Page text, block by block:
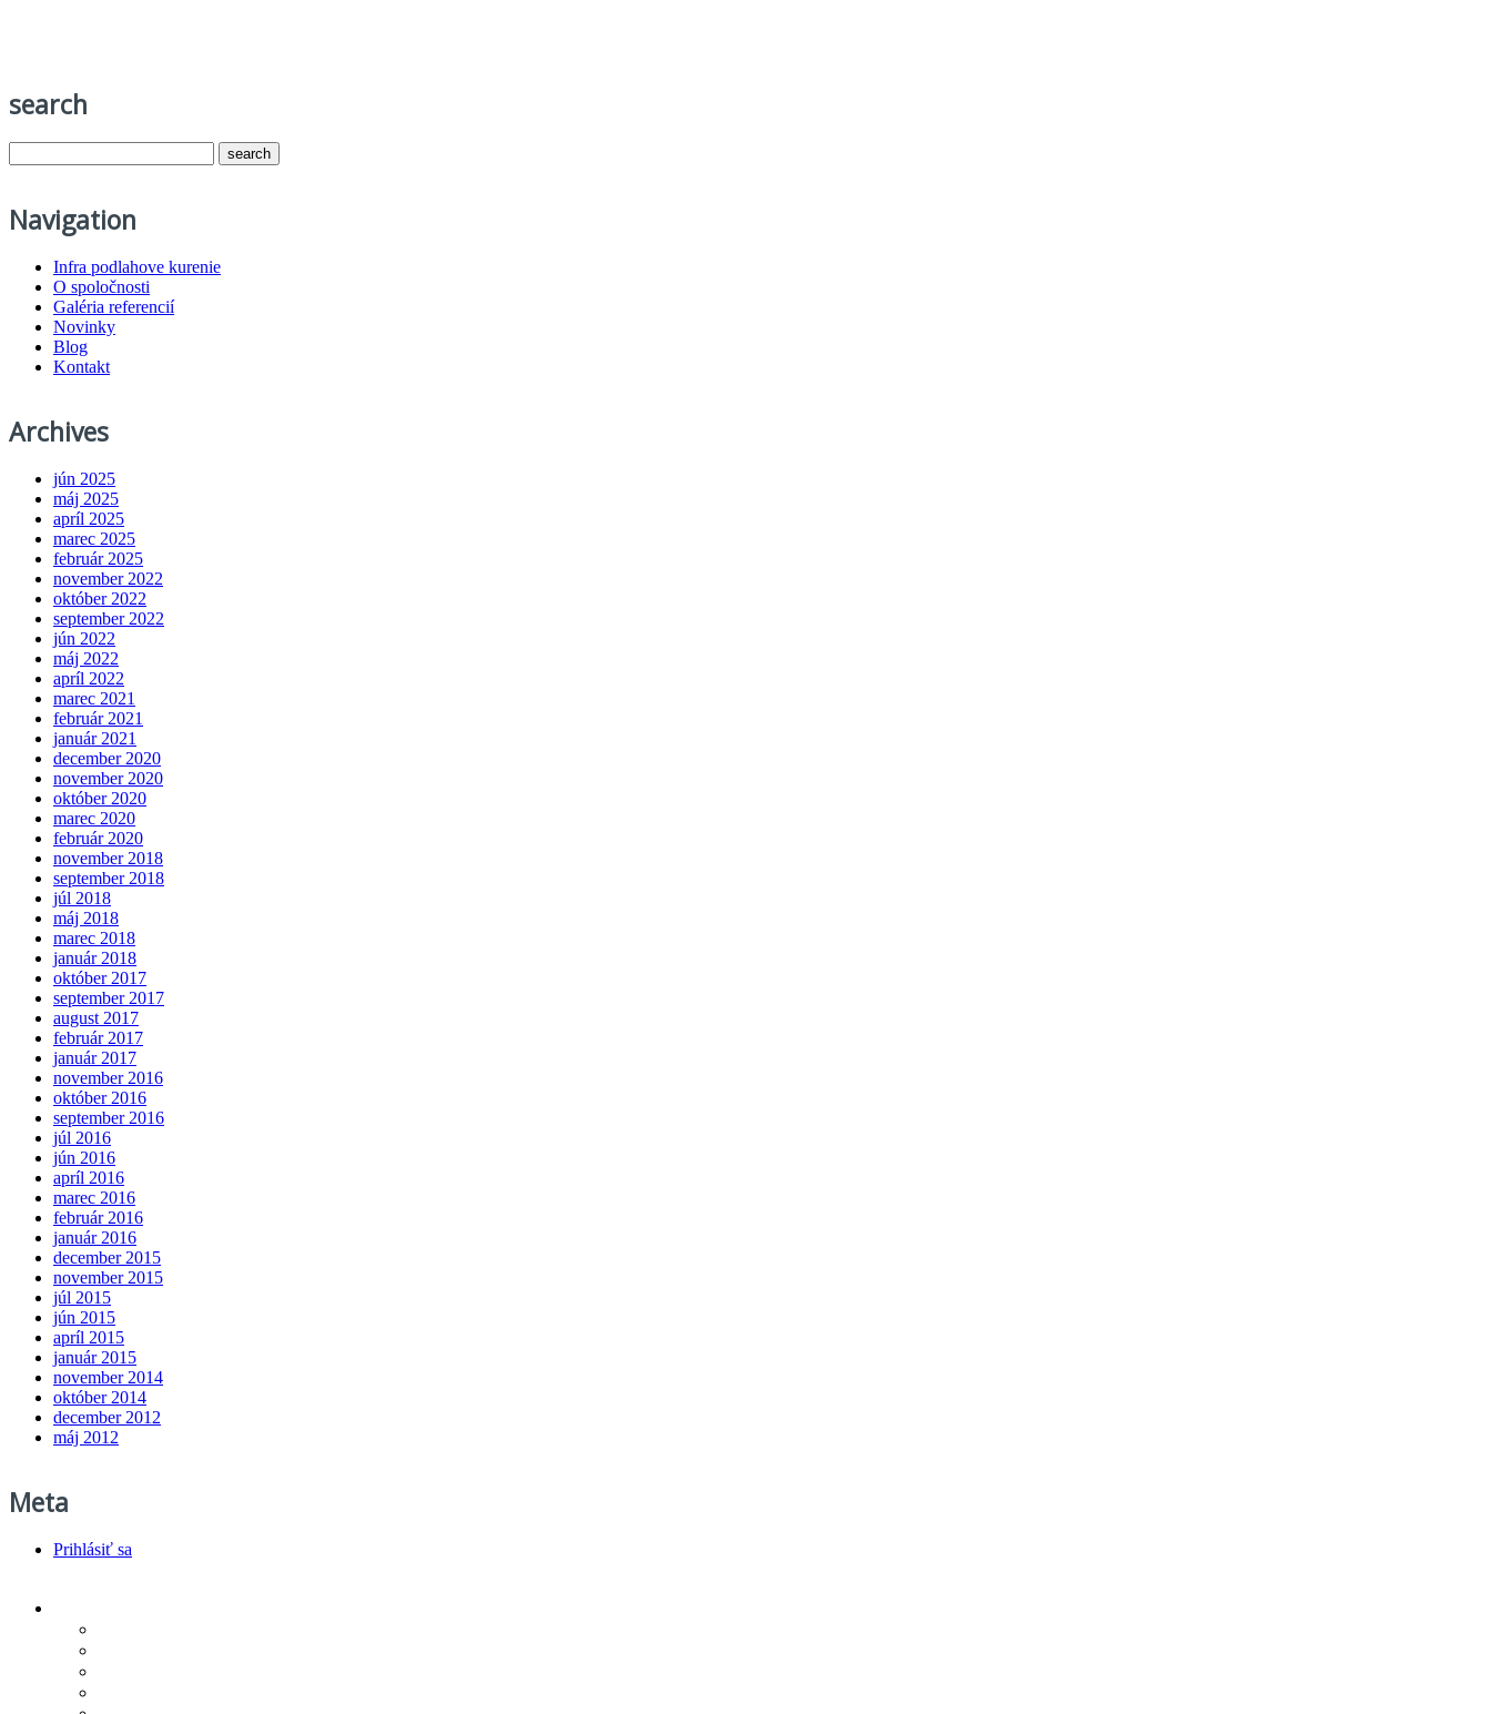
search
Navigation
Infra podlahove kurenie
O spoločnosti
Galéria referencií
Novinky
Blog
Kontakt
Archives
jún 2025
máj 2025
apríl 2025
marec 2025
február 2025
november 2022
október 2022
september 2022
jún 2022
máj 2022
apríl 2022
marec 2021
február 2021
január 2021
december 2020
november 2020
október 2020
marec 2020
február 2020
november 2018
september 2018
júl 2018
máj 2018
marec 2018
január 2018
október 2017
september 2017
august 2017
február 2017
január 2017
november 2016
október 2016
september 2016
júl 2016
jún 2016
apríl 2016
marec 2016
február 2016
január 2016
december 2015
november 2015
júl 2015
jún 2015
apríl 2015
január 2015
november 2014
október 2014
december 2012
máj 2012
Meta
Prihlásiť sa